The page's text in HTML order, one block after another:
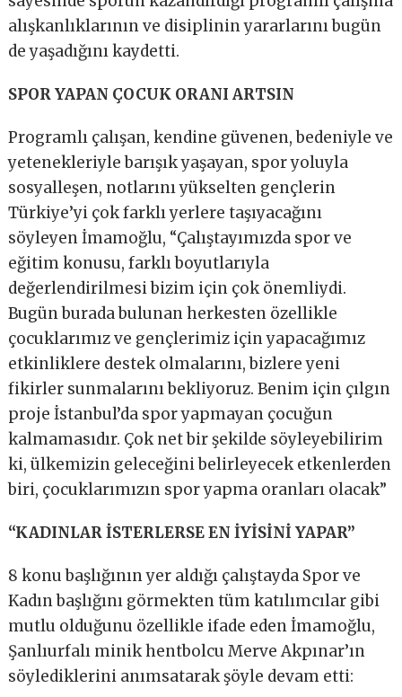
alışkanlıklarının ve disiplinin yararlarını bugün
de yaşadığını kaydetti.
SPOR YAPAN ÇOCUK ORANI ARTSIN
Programlı çalışan, kendine güvenen, bedeniyle ve
yetenekleriyle barışık yaşayan, spor yoluyla
sosyalleşen, notlarını yükselten gençlerin
Türkiye’yi çok farklı yerlere taşıyacağını
söyleyen İmamoğlu, “Çalıştayımızda spor ve
eğitim konusu, farklı boyutlarıyla
değerlendirilmesi bizim için çok önemliydi.
Bugün burada bulunan herkesten özellikle
çocuklarımız ve gençlerimiz için yapacağımız
etkinliklere destek olmalarını, bizlere yeni
fikirler sunmalarını bekliyoruz. Benim için çılgın
proje İstanbul’da spor yapmayan çocuğun
kalmamasıdır. Çok net bir şekilde söyleyebilirim
ki, ülkemizin geleceğini belirleyecek etkenlerden
biri, çocuklarımızın spor yapma oranları olacak”
“KADINLAR İSTERLERSE EN İYİSİNİ YAPAR”
8 konu başlığının yer aldığı çalıştayda Spor ve
Kadın başlığını görmekten tüm katılımcılar gibi
mutlu olduğunu özellikle ifade eden İmamoğlu,
Şanlıurfalı minik hentbolcu Merve Akpınar’ın
söylediklerini anımsatarak şöyle devam etti: